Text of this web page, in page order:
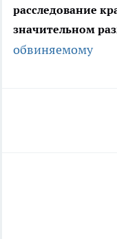
расследование
значительном
обвиняемому